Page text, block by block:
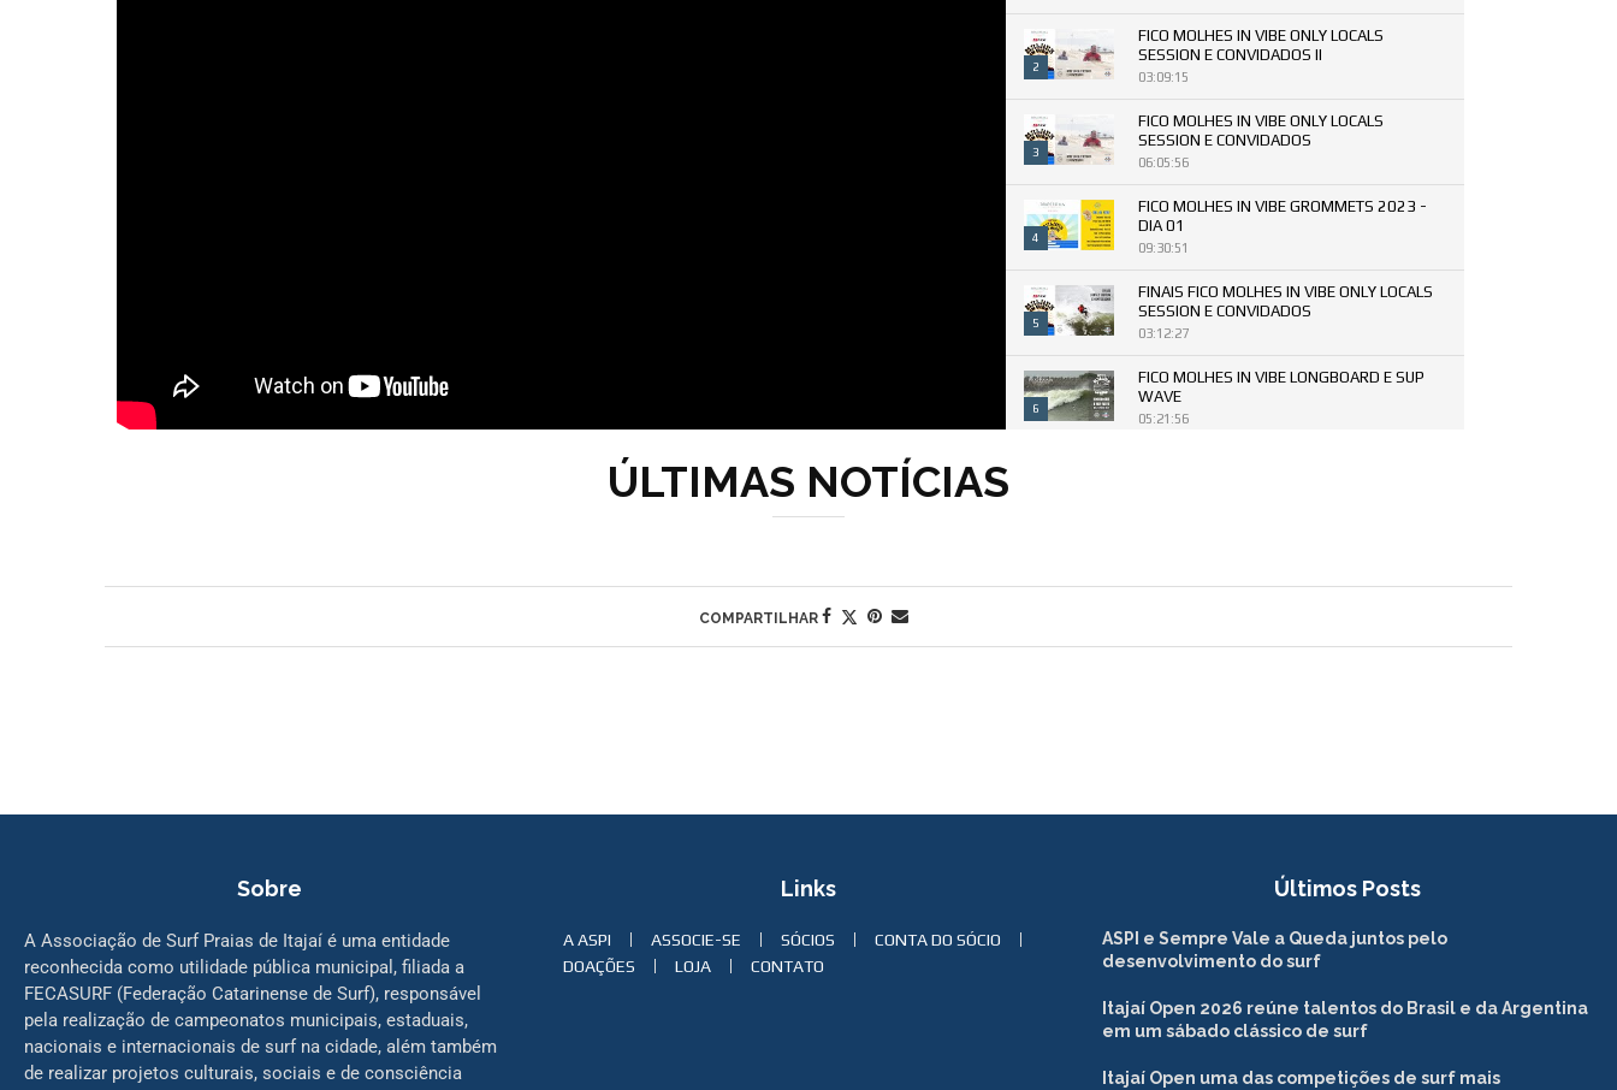
2
FICO MOLHES IN VIBE ONLY LOCALS
SESSION E CONVIDADOS II
03:09:15
3
FICO MOLHES IN VIBE ONLY LOCALS
SESSION E CONVIDADOS
06:05:56
4
FICO MOLHES IN VIBE GROMMETS 2023 -
DIA 01
09:30:51
5
FINAIS FICO MOLHES IN VIBE ONLY LOCALS
SESSION E CONVIDADOS
03:12:27
6
FICO MOLHES IN VIBE LONGBOARD E SUP
WAVE
05:21:56
ÚLTIMAS NOTÍCIAS
COMPARTILHAR
Sobre
A Associação de Surf Praias de Itajaí é uma entidade
reconhecida como utilidade pública municipal, filiada a
FECASURF (Federação Catarinense de Surf), responsável
pela realização de campeonatos municipais, estaduais,
nacionais e internacionais de surf na cidade, além também
de realizar projetos culturais, sociais e de consciência
Links
A ASPI ASSOCIE-SE SÓCIOS
CONTA DO SÓCIO
DOAÇÕES
LOJA CONTATO
Últimos Posts
ASPI e Sempre Vale a Queda juntos pelo
desenvolvimento do surf
Itajaí Open 2026 reúne talentos do Brasil e da Argentina
em um sábado clássico de surf
Itajaí Open uma das competições de surf mais